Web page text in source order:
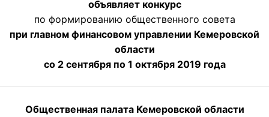
объявляет конкурс
по формированию общественного совета
при главном финансовом управлении Кемеровской
области
со 2 сентября по 1 октября 2019 года
Общественная палата Кемеровской области